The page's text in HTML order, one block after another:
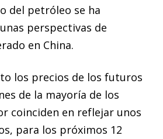
del petróleo se ha
perspectivas de
en China.
los precios de los futuros
de la mayoría de los
coinciden en reflejar unos
para los próximos 12